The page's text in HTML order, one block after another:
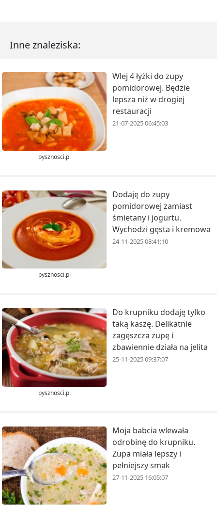
Inne znaleziska:
pysznosci.pl
Wlej 4 łyżki do zupy
pomidorowej. Będzie
lepsza niż w drogiej
restauracji
21-07-2025 06:45:03
pysznosci.pl
Dodaję do zupy
pomidorowej zamiast
śmietany i jogurtu.
Wychodzi gęsta i kremowa
24-11-2025 08:41:10
pysznosci.pl
Do krupniku dodaję tylko
taką kaszę. Delikatnie
zagęszcza zupę i
zbawiennie działa na jelita
25-11-2025 09:37:07
Moja babcia wlewała
odrobinę do krupniku.
Zupa miała lepszy i
pełniejszy smak
27-11-2025 16:05:07